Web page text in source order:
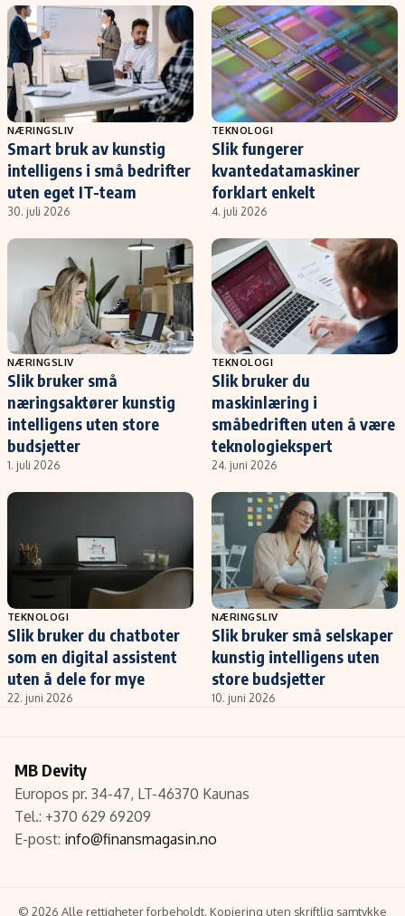
NÆRINGSLIV
Smart bruk av kunstig
intelligens i små bedrifter
uten eget IT-team
30. juli 2026
TEKNOLOGI
Slik fungerer
kvantedatamaskiner
forklart enkelt
4. juli 2026
NÆRINGSLIV
Slik bruker små
næringsaktører kunstig
intelligens uten store
budsjetter
1. juli 2026
TEKNOLOGI
Slik bruker du
maskinlæring i
småbedriften uten å være
teknologiekspert
24. juni 2026
TEKNOLOGI
Slik bruker du chatboter
som en digital assistent
uten å dele for mye
22. juni 2026
NÆRINGSLIV
Slik bruker små selskaper
kunstig intelligens uten
store budsjetter
10. juni 2026
MB Devity
Europos pr. 34-47, LT-46370 Kaunas
Tel.: +370 629 69209
E-post: info@finansmagasin.no
© 2026 Alle rettigheter forbeholdt. Kopiering uten skriftlig samtykke